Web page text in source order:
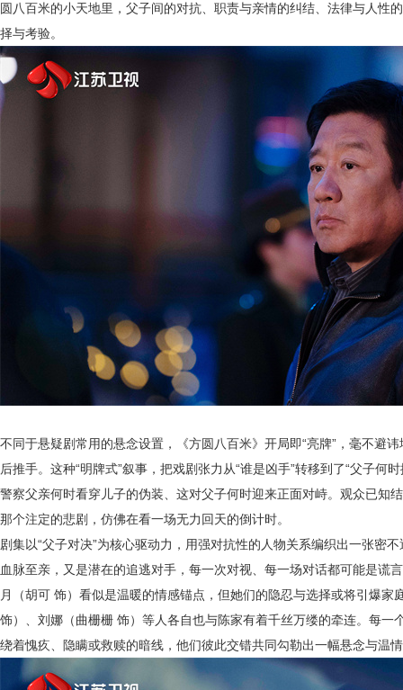
圆八百米的小天地里，父子间的对抗、职责与亲情的纠结、法律与人性
择与考验。
不同于悬疑剧常用的悬念设置，《方圆八百米》开局即“亮牌”，毫不避
后推手。这种“明牌式”叙事，把戏剧张力从“谁是凶手”转移到了“父子何
警察父亲何时看穿儿子的伪装、这对父子何时迎来正面对峙。观众已知
那个注定的悲剧，仿佛在看一场无力回天的倒计时。
剧集以“父子对决”为核心驱动力，用强对抗性的人物关系编织出一张密
血脉至亲，又是潜在的追逃对手，每一次对视、每一场对话都可能是谎
月（胡可 饰）看似是温暖的情感锚点，但她们的隐忍与选择或将引爆家
饰）、刘娜（曲栅栅 饰）等人各自也与陈家有着千丝万缕的牵连。每一
绕着愧疚、隐瞒或救赎的暗线，他们彼此交错共同勾勒出一幅悬念与温